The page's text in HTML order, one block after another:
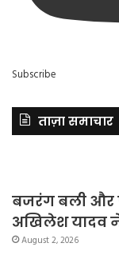
Subscribe
ताज़ा समाचार
बजरंग बली और
अखिलेश यादव
August 2, 2026